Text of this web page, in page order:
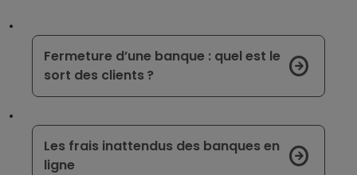
Fermeture d’une banque : quel est le
sort des clients ?
Les frais inattendus des banques en
ligne